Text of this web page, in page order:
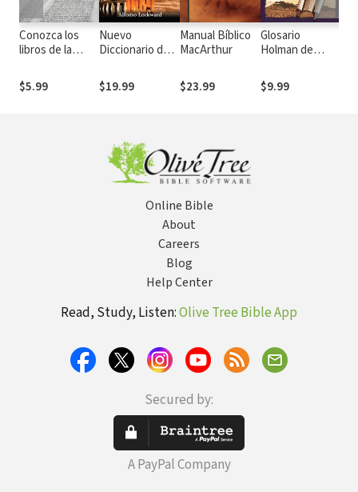
Conozca los
libros de la
Introducciones
a los 66 libros
$5.99
Nuevo
Diccionario de
$19.99
Manual Bíblico
MacArthur
$23.99
Glosario
Holman de
biblicos
(Holman
$9.99
Online Bible
About
Careers
Blog
Help Center
Read, Study, Listen:Olive Tree Bible App
Secured by:
A PayPal Company